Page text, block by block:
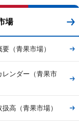
場
（青果市場）
レンダー（青果市
高（青果市場）